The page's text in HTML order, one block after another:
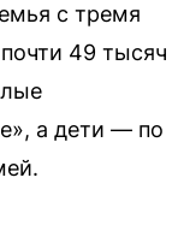
с тремя
49 тысяч
а дети — по